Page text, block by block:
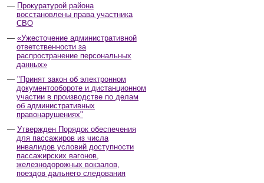
Прокуратурой района
восстановлены права участника
СВО
«Ужесточение административной
ответственности за
распространение персональных
данных»
"Принят закон об электронном
документообороте и дистанционном
участии в производстве по делам
об административных
правонарушениях"
Утвержден Порядок обеспечения
для пассажиров из числа
инвалидов условий доступности
пассажирских вагонов,
железнодорожных вокзалов,
поездов дальнего следования